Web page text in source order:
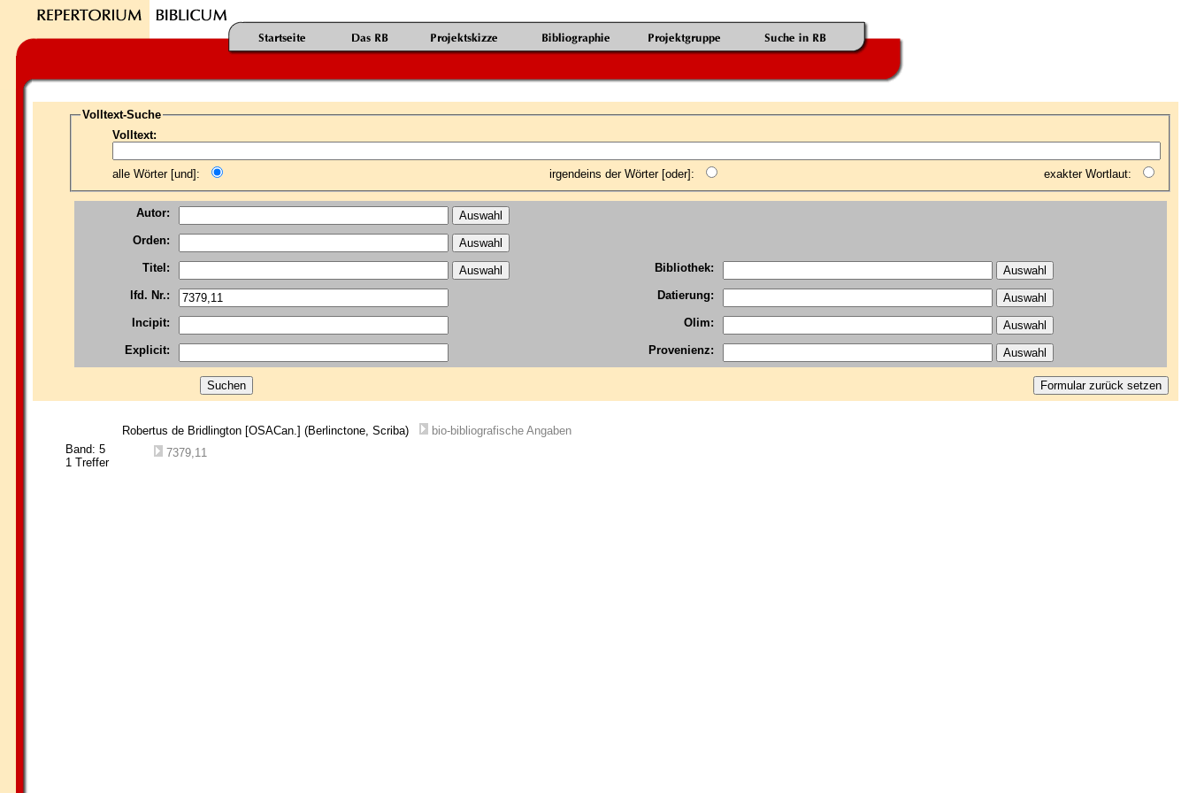
Volltext-Suche
Volltext:
alle Wörter [und]: irgendeins der Wörter [oder]: exakter Wortlaut:
Autor:
Orden:
Titel: Bibliothek:
lfd. Nr.: Datierung:
Incipit: Olim:
Explicit: Provenienz:
Robertus de Bridlington [OSACan.] (Berlinctone, Scriba)
bio-bibliografische Angaben
Band: 5
1 Treffer
7379,11